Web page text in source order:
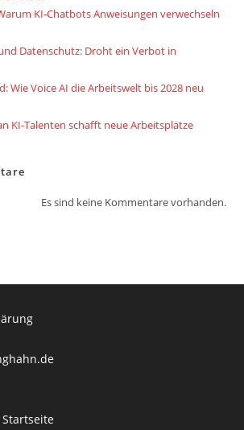
KI-Chatbots Anweisungen verwechseln
Datenschutz: Droht ein Verbot in
Wie Voice AI die Arbeitswelt bis 2028 neu
KI-Talenten schafft neue Arbeitsplätze
Es sind keine Kommentare vorhanden.